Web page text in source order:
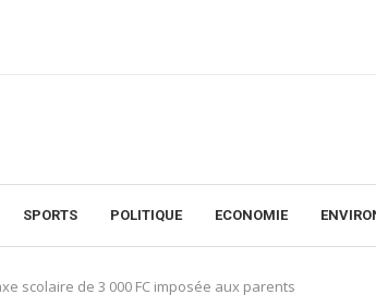
SPORTS POLITIQUE ECONOMIE
scolaire de 3 000 FC imposée aux parents